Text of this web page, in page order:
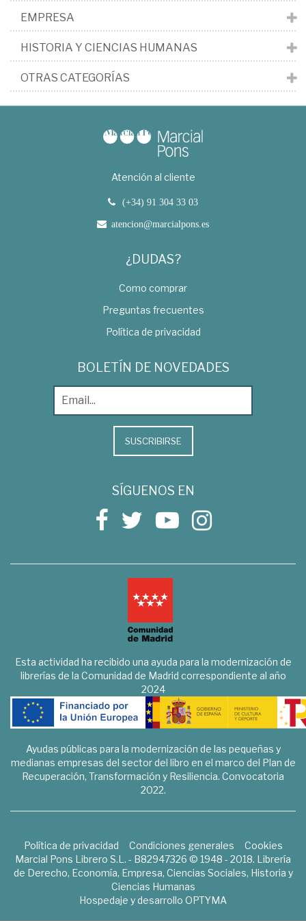
EMPRESA
HISTORIA Y CIENCIAS HUMANAS
OTRAS CATEGORÍAS
Atención al cliente
(+34) 91 304 33 03
atencion@marcialpons.es
¿DUDAS?
Como comprar
Preguntas frecuentes
Política de privacidad
BOLETÍN DE NOVEDADES
SUSCRIBIRSE
SÍGUENOS EN
Esta actividad ha recibido una ayuda para la modernización de
librerías de la Comunidad de Madrid correspondiente al año
2024
Ayudas públicas para la modernización de las pequeñas y
medianas empresas del sector del libro en el marco del Plan de
Recuperación, Transformación y Resiliencia. Convocatoria
2022.
Política de privacidad Condiciones generales
Cookies
Marcial Pons Librero S.L. - B82947326 © 1948 - 2018. Librería
de Derecho, Economía, Empresa, Ciencias Sociales, Historia y
Ciencias Humanas
Hospedaje y desarrollo OPTYMA